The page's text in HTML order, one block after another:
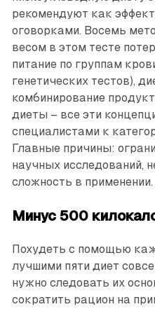
рекомендуют как
оговорками. Восемь
весом в этом тесте
питание по группам
генетических тестов),
комбинирование
диеты – все эти
специалистами к
Главные причины:
научных исследований,
сложность в применении.
Минус 500
Похудеть с помощью
лучшими пяти диет
нужно следовать их
сократить рацион на